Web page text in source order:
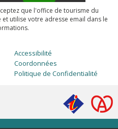
que l'office de tourisme du
utilise votre adresse email dans le
Accessibilité
Coordonnées
Politique de Confidentialité